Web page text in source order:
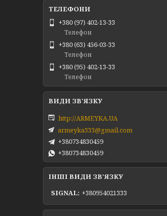
+380 (97) 402-13-33
Телефон
+380 (63) 456-03-33
Телефон
+380 (95) 402-13-33
Телефон
http://ARMEYKA.UA
armeyka333@gmail.com
+380734830459
+380734830459
ІНШІ ВИДИ ЗВ'ЯЗКУ
SIGNAL +380954021333